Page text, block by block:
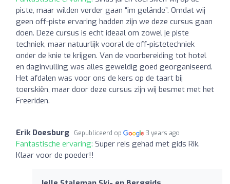
piste, maar wilden verder gaan “im gelände”. Omdat wij
geen off-piste ervaring hadden zijn we deze cursus gaan
doen. Deze cursus is echt ideaal om zowel je piste
techniek, maar natuurlijk vooral de off-pistetechniek
onder de knie te krijgen. Van de voorbereiding tot hotel
en daginvulling was alles geweldig goed georganiseerd.
Het afdalen was voor ons de kers op de taart bij
toerskiën, maar door deze cursus zijn wij besmet met het
Freeriden.
Erik Doesburg Gepubliceerd op 3 years ago
Fantastische ervaring: Super reis gehad met gids Rik.
Klaar voor de poeder!!